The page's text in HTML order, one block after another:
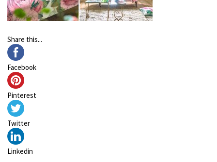
Share this...
Facebook
Pinterest
Twitter
Linkedin